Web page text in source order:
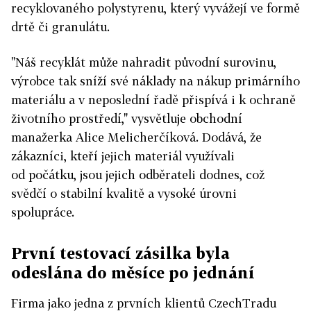
recyklovaného polystyrenu, který vyvážejí ve formě
drtě či granulátu.
"Náš recyklát může nahradit původní surovinu,
výrobce tak sníží své náklady na nákup primárního
materiálu a v neposlední řadě přispívá i k ochraně
životního prostředí," vysvětluje obchodní
manažerka Alice Melicherčíková. Dodává, že
zákazníci, kteří jejich materiál využívali
od počátku, jsou jejich odběrateli dodnes, což
svědčí o stabilní kvalitě a vysoké úrovni
spolupráce.
První testovací zásilka byla
odeslána do měsíce po jednání
Firma jako jedna z prvních klientů CzechTradu